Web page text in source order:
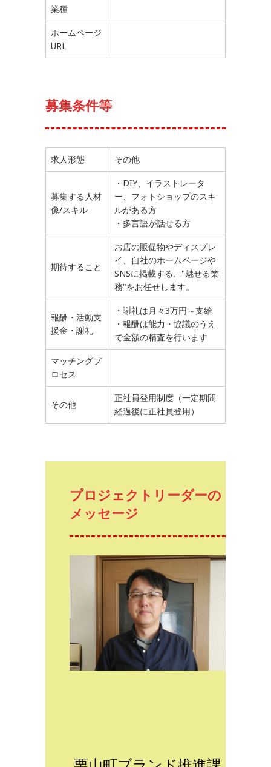
業種
ホームページ
URL
募集条件等
求人形態 その他
募集する人材
像/スキル
・DIY、イラストレータ
ー、フォトショップのスキ
ルがある方
・多言語が話せる方
期待すること
お店の販促物やディスプレ
イ、自社のホームページや
SNSに掲載する、"魅せる業
務"をお任せします。
報酬・活動支
援金・謝礼
・謝礼は月々3万円～支給
・報酬は能力・協議のうえ
で金額の精査を行います
マッチングプ
ロセス
その他
正社員登用制度（一定期間
経過後に正社員登用）
プロジェクトリーダーの
メッセージ